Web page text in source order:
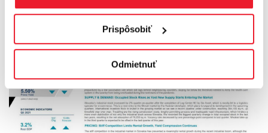
Prispôsobiť
Odmietnuť